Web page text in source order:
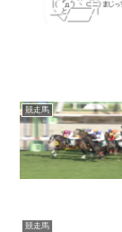
競走馬
競走馬